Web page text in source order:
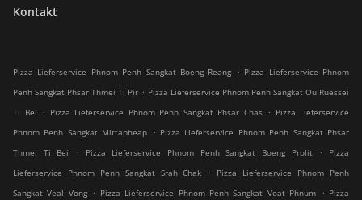
Kontakt
Pizza Lieferservice Phnom Penh Sangkat Boeng Reang . Pizza Lieferservice Phnom
Penh Sangkat Phsar Thmei Ti Pir . Pizza Lieferservice Phnom Penh Sangkat Ou Ruessei
Ti Bei
. Pizza Lieferservice Phnom Penh Sangkat Phsar Chas . Pizza Lieferservice
Phnom Penh Sangkat Mittapheap
. Pizza Lieferservice Phnom Penh Sangkat Phsar
Thmei Ti Bei
. Pizza Lieferservice Phnom Penh Sangkat Boeng Prolit .
Pizza
Lieferservice Phnom Penh Sangkat Srah Chak
.
Pizza Lieferservice Phnom Penh
Sangkat Veal Vong . Pizza Lieferservice Phnom Penh Sangkat Voat Phnum . Pizza